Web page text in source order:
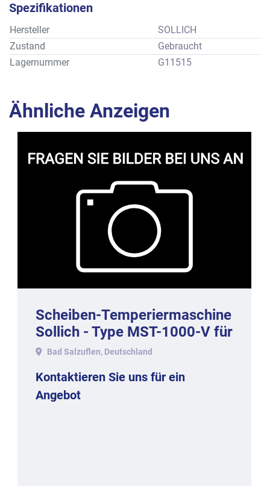
Spezifikationen
Hersteller
SOLLICH
Zustand
Gebraucht
Lagernummer
G11515
Ähnliche Anzeigen
Scheiben-Temperiermaschine
Sollich - Type MST-1000-V für
1000 kg/h
Bad Salzuflen, Deutschland
Kontaktieren Sie uns für ein
Angebot